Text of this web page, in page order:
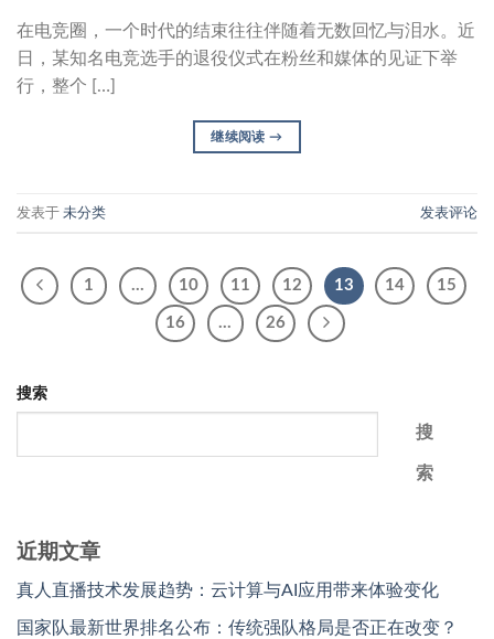
在电竞圈，一个时代的结束往往伴随着无数回忆与泪水。近
日，某知名电竞选手的退役仪式在粉丝和媒体的见证下举
行，整个 […]
继续阅读→
发表于 未分类 发表评论
1 … 10 11 12 13 14 15
16 … 26
搜索
搜
索
近期文章
真人直播技术发展趋势：云计算与AI应用带来体验变化
国家队最新世界排名公布：传统强队格局是否正在改变？